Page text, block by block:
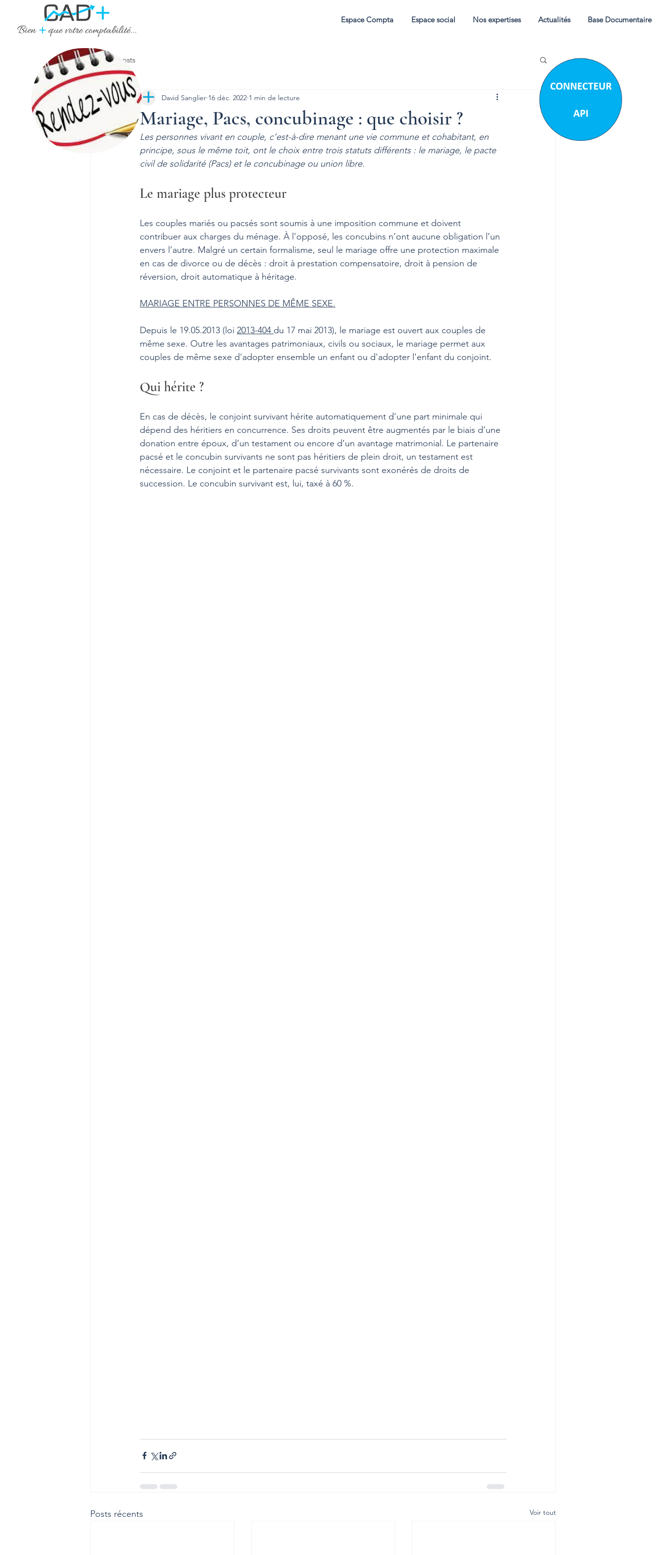
Espace Compta Espace social Nos expertises Actualités Base Documentaire
Tous les posts
Mariage, Pacs, concubinage : que choisir ?
David Sanglier 16 déc. 2022 1 min de lecture
Les personnes vivant en couple, c’est-à-dire menant une vie commune et cohabitant, en
principe, sous le même toit, ont le choix entre trois statuts différents : le mariage, le pacte
civil de solidarité (Pacs) et le concubinage ou union libre.
Le mariage plus protecteur
Les couples mariés ou pacsés sont soumis à une imposition commune et doivent
contribuer aux charges du ménage. À l’opposé, les concubins n’ont aucune obligation l’un
envers l’autre. Malgré un certain formalisme, seul le mariage offre une protection maximale
en cas de divorce ou de décès : droit à prestation compensatoire, droit à pension de
réversion, droit automatique à héritage.
MARIAGE ENTRE PERSONNES DE MÊME SEXE.
Depuis le 19.05.2013 (loi 2013-404 du 17 mai 2013), le mariage est ouvert aux couples de
même sexe. Outre les avantages patrimoniaux, civils ou sociaux, le mariage permet aux
couples de même sexe d'adopter ensemble un enfant ou d'adopter l'enfant du conjoint.
Qui hérite ?
En cas de décès, le conjoint survivant hérite automatiquement d’une part minimale qui
dépend des héritiers en concurrence. Ses droits peuvent être augmentés par le biais d’une
donation entre époux, d’un testament ou encore d’un avantage matrimonial. Le partenaire
pacsé et le concubin survivants ne sont pas héritiers de plein droit, un testament est
nécessaire. Le conjoint et le partenaire pacsé survivants sont exonérés de droits de
succession. Le concubin survivant est, lui, taxé à 60 %.
Posts récents Voir tout